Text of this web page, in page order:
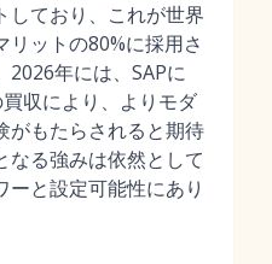
しており、これが世界
ットの80%に採用さ
年には、SAPに
収により、よりモダ
がもたらされると期待
なる強みは依然として
ーと設定可能性にあり